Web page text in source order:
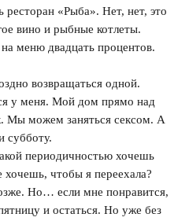
«Рыба». Нет, нет, это
вино и рыбные котлеты.
меню двадцать процентов.
возвращаться одной.
у меня. Мой дом прямо над
Мы можем заняться сексом. А
субботу.
периодичностью хочешь
чтобы я переехала?
Но… если мне понравится,
и остаться. Но уже без